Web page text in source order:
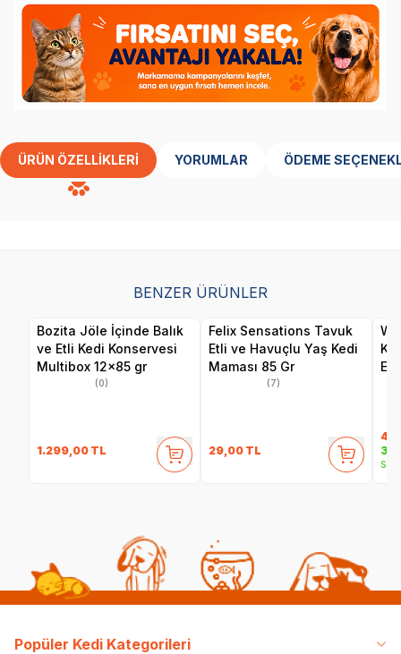
ÜRÜN ÖZELLIKLERI YORUMLAR ÖDEME
BENZER ÜRÜNLER
Bozita Jöle İçinde Balık
ve Etli Kedi Konservesi
Multibox 12x85 gr
(0)
1.299,00 TL
Felix Sensations Tavuk
Etli ve Havuçlu Yaş Kedi
Maması 85 Gr
(7)
29,00 TL
Eti
Popüler Kedi Kategorileri